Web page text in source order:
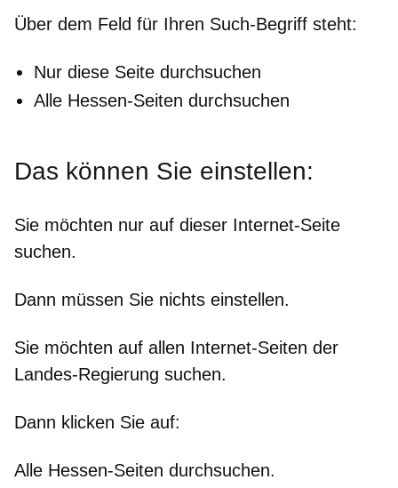
Über dem Feld für Ihren Such-Begriff steht:
Nur diese Seite durchsuchen
Alle Hessen-Seiten durchsuchen
Das können Sie einstellen:
Sie möchten nur auf dieser Internet-Seite
suchen.
Dann müssen Sie nichts einstellen.
Sie möchten auf allen Internet-Seiten der
Landes-Regierung suchen.
Dann klicken Sie auf:
Alle Hessen-Seiten durchsuchen.